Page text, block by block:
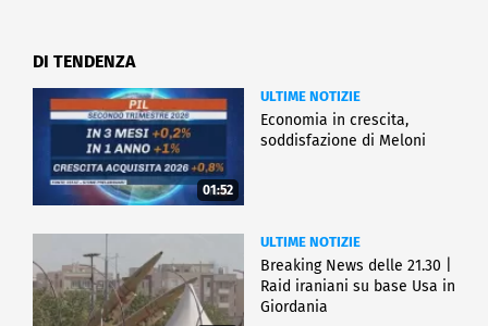
DI TENDENZA
01:52
ULTIME NOTIZIE
Economia in crescita,
soddisfazione di Meloni
ULTIME NOTIZIE
Breaking News delle 21.30 |
Raid iraniani su base Usa in
Giordania